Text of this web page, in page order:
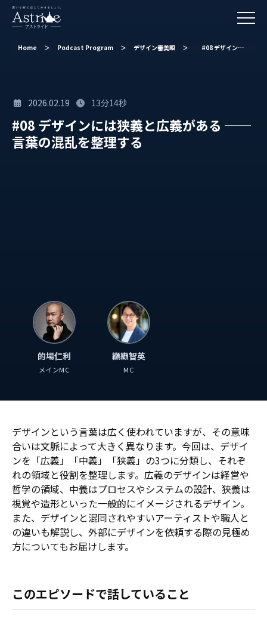
Home ＞ Podcast Program ＞ デザイン審美眼 ＞ #08 デザインには狭義と広義がある ── 言葉の混乱を整理する
2026.02.19 13分14秒
#08 デザインには狭義と広義がある ──
言葉の混乱を整理する
的場仁利
メインMC
纐纈智英
MC
デザインという言葉は広く使われていますが、その意味
合いは文脈によって大きく異なります。今回は、デザイ
ンを「広義」「中義」「狭義」の3つに分類し、それぞ
れの領域と役割を整理します。広義のデザインは経営や
哲学の領域、中義はプロセスやシステムの設計、狭義は
視覚や造形といった一般的にイメージされるデザイン。
また、デザインと混同されやすいアーティストや職人と
の違いも解説し、外部にデザインを依頼する際の見極め
方についてもお届けします。
このエピソードで話していること